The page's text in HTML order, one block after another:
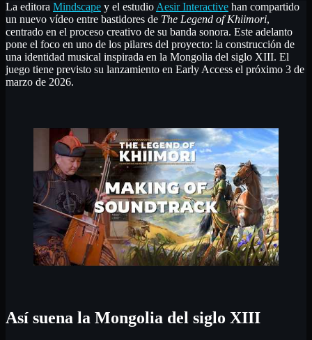
La editora Mindscape y el estudio Aesir Interactive han compartido
un nuevo vídeo entre bastidores de The Legend of Khiimori,
centrado en el proceso creativo de su banda sonora. Este adelanto
pone el foco en uno de los pilares del proyecto: la construcción de
una identidad musical inspirada en la Mongolia del siglo XIII. El
juego tiene previsto su lanzamiento en Early Access el próximo 3 de
marzo de 2026.
Así suena la Mongolia del siglo XIII